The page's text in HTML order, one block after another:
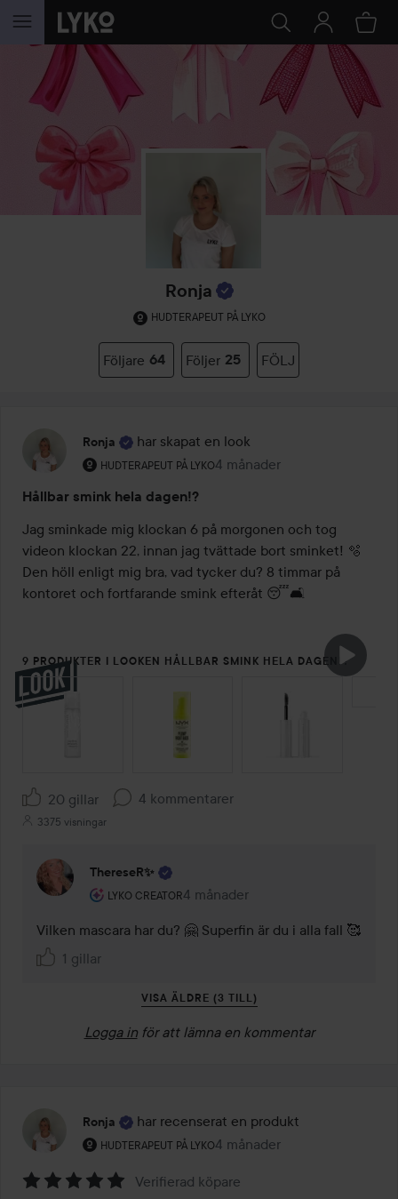
HOPPA TILL INNEHÅLLET
Ronja
HUDTERAPEUT PÅ LYKO
Följare 64 Följer 25 FÖLJ
Ronja har skapat en look
HUDTERAPEUT PÅ LYKO
Användarens roll: Hudterapeut på Lyko.
4 månader
Inlägget skapades 4 månader
Hållbar smink hela dagen!?
Jag sminkade mig klockan 6 på morgonen och tog
videon klockan 22, innan jag tvättade bort sminket! 🫧
Den höll enligt mig bra, vad tycker du? 8 timmar på
kontoret och fortfarande smink efteråt 😴🛋️
9 PRODUKTER I LOOKEN HÅLLBAR SMINK HELA DAGEN!?
HOPPA ÖVER SEKTIONEN
20 gillar 4 kommentarer
3375 visningar
ThereseR✨
LYKO CREATOR
Användarens roll: Lyko Creator.
4 månader
Kommentaren lades 4 månader
Vilken mascara har du? 🤗 Superfin är du i alla fall 🥰
1 gillar
VISA ÄLDRE (3 TILL)
Logga in för att lämna en kommentar
Ronja har recenserat en produkt
HUDTERAPEUT PÅ LYKO
Användarens roll: Hudterapeut på Lyko.
4 månader
Inlägget skapades 4 månader
Verifierad köpare